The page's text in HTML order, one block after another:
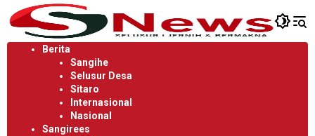
Langsung
ke
konten
Berita
Sangihe
Selusur Desa
Sitaro
Internasional
Nasional
Sangirees